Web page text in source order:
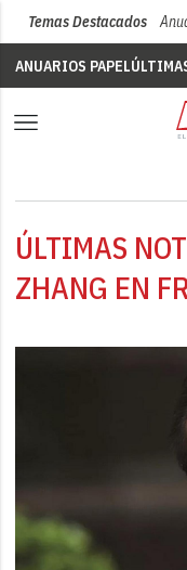
Temas Destacados
ANUARIOS PAPEL
ÚLTIMAS
ZHANG EN